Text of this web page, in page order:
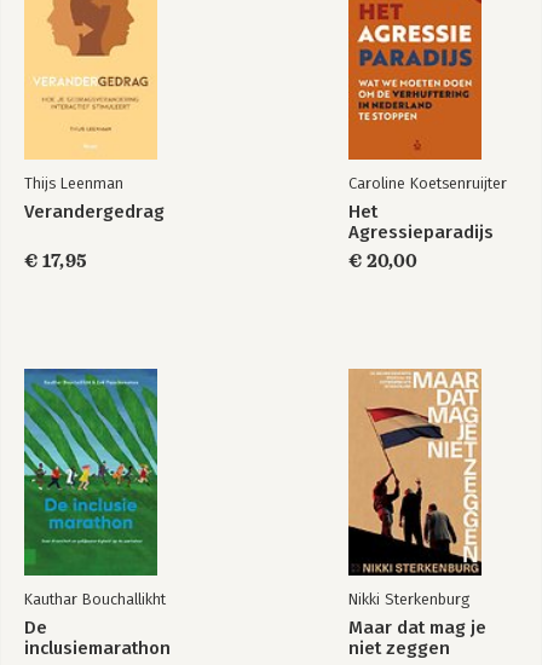
Bekijk alle boeken
Bekijk alle boeken
Thijs Leenman
Verandergedrag
€ 17,95
Caroline Koetsenruijter
Het
Agressieparadijs
€ 20,00
Kauthar Bouchallikht
De
inclusiemarathon
Nikki Sterkenburg
Maar dat mag je
niet zeggen